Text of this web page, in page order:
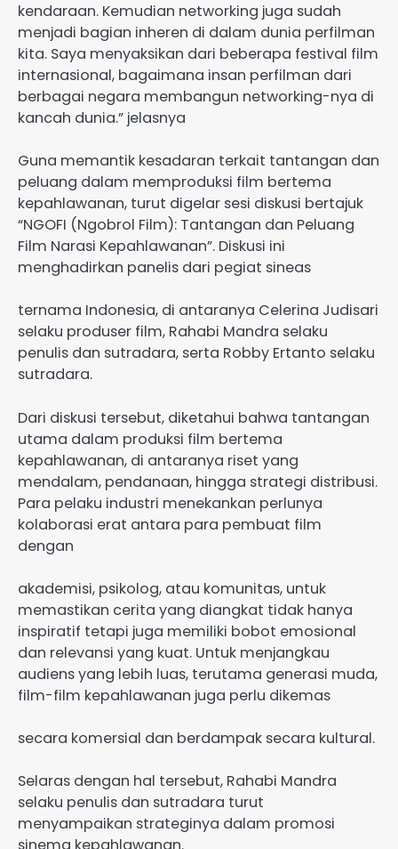
kendaraan. Kemudian networking juga sudah
menjadi bagian inheren di dalam dunia perfilman
kita. Saya menyaksikan dari beberapa festival film
internasional, bagaimana insan perfilman dari
berbagai negara membangun networking-nya di
kancah dunia.” jelasnya
Guna memantik kesadaran terkait tantangan dan
peluang dalam memproduksi film bertema
kepahlawanan, turut digelar sesi diskusi bertajuk
“NGOFI (Ngobrol Film): Tantangan dan Peluang
Film Narasi Kepahlawanan”. Diskusi ini
menghadirkan panelis dari pegiat sineas
ternama Indonesia, di antaranya Celerina Judisari
selaku produser film, Rahabi Mandra selaku
penulis dan sutradara, serta Robby Ertanto selaku
sutradara.
Dari diskusi tersebut, diketahui bahwa tantangan
utama dalam produksi film bertema
kepahlawanan, di antaranya riset yang
mendalam, pendanaan, hingga strategi distribusi.
Para pelaku industri menekankan perlunya
kolaborasi erat antara para pembuat film
dengan
akademisi, psikolog, atau komunitas, untuk
memastikan cerita yang diangkat tidak hanya
inspiratif tetapi juga memiliki bobot emosional
dan relevansi yang kuat. Untuk menjangkau
audiens yang lebih luas, terutama generasi muda,
film-film kepahlawanan juga perlu dikemas
secara komersial dan berdampak secara kultural.
Selaras dengan hal tersebut, Rahabi Mandra
selaku penulis dan sutradara turut
menyampaikan strateginya dalam promosi
sinema kepahlawanan.